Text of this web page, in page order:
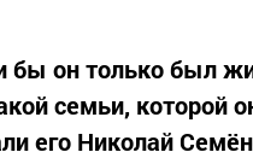
бы он только был
семьи, которой
его Николай